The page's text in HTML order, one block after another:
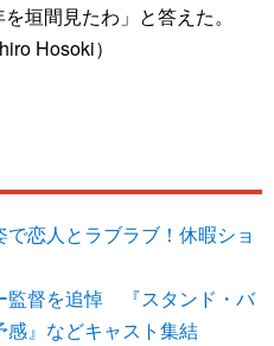
垣間見たわ」と答えた。
Hosoki）
恋人とラブラブ！休暇ショ
監督を追悼 『スタンド・バ
』などキャスト集結